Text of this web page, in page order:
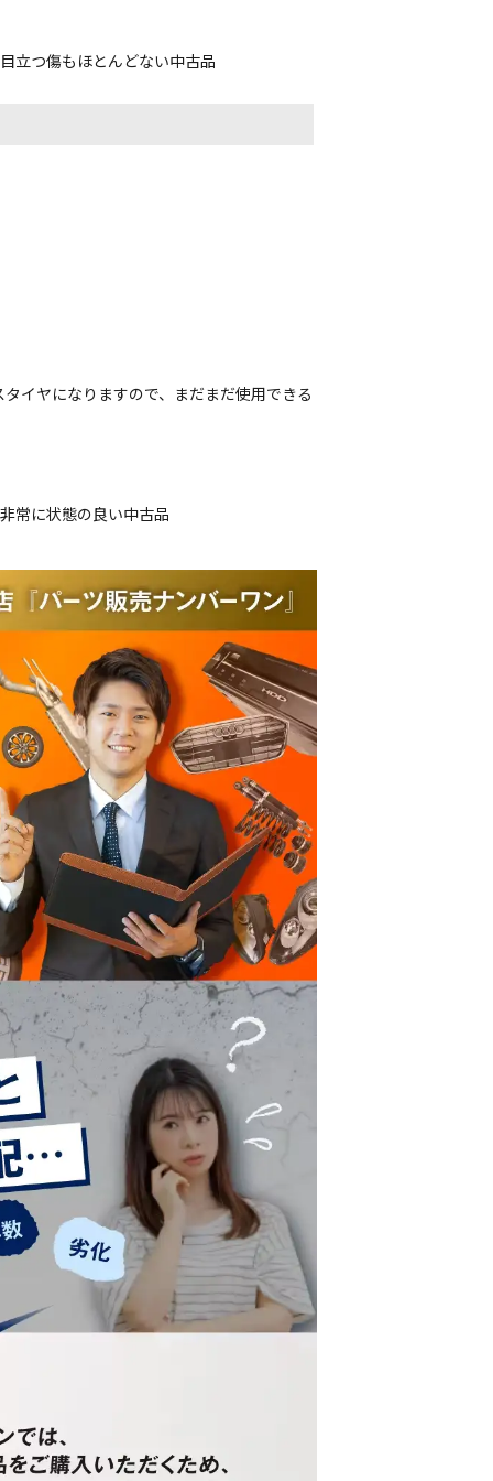
立つ傷もほとんどない中古品
イヤになりますので、まだまだ使用できる
常に状態の良い中古品